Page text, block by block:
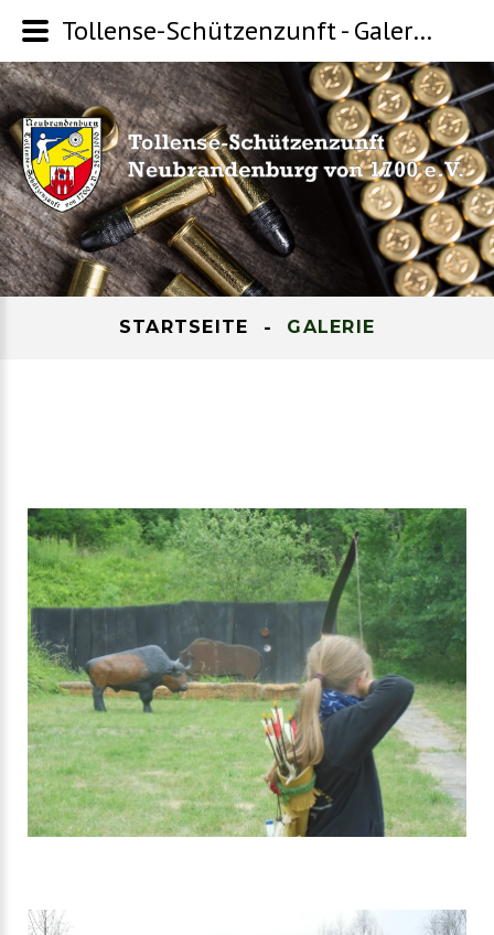
STARTSEITE - GALERIE
JUGENDSPORTSPIELE MV
Tollense-Schützenzunft - Galerie - Kategorie: Bilder